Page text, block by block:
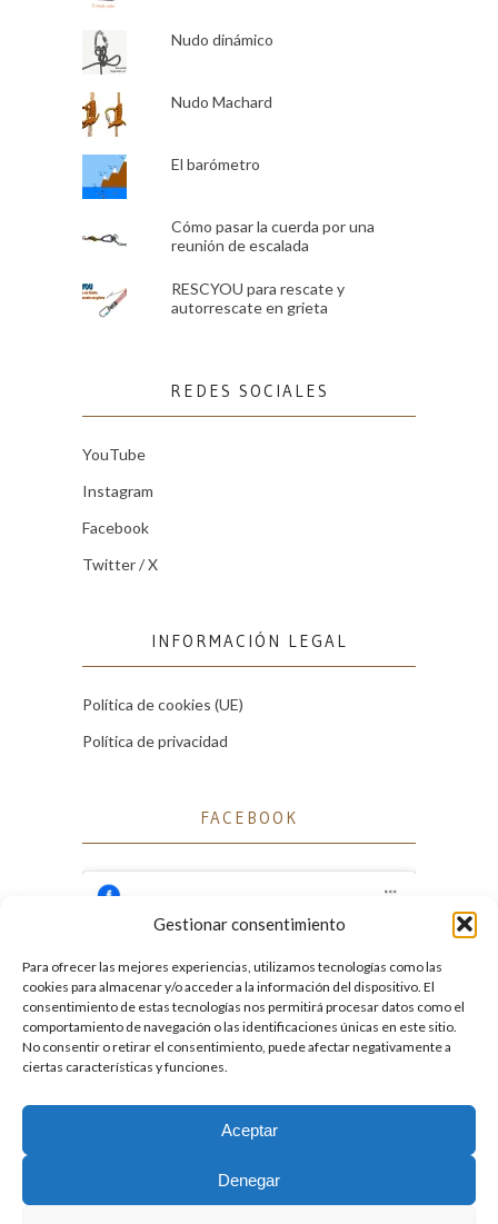
Gestionar consentimiento
Para ofrecer las mejores experiencias, utilizamos tecnologías como las
cookies para almacenar y/o acceder a la información del dispositivo. El
consentimiento de estas tecnologías nos permitirá procesar datos como el
comportamiento de navegación o las identificaciones únicas en este sitio.
No consentir o retirar el consentimiento, puede afectar negativamente a
ciertas características y funciones.
Aceptar
Denegar
Nudo dinámico
Nudo Machard
El barómetro
Cómo pasar la cuerda por una
reunión de escalada
RESCYOU para rescate y
autorrescate en grieta
REDES SOCIALES
YouTube
Instagram
Facebook
Twitter / X
INFORMACIÓN LEGAL
Política de cookies (UE)
Política de privacidad
FACEBOOK
Facebook
Haz clic para aceptar cookies de marketing
y permitir este contenido